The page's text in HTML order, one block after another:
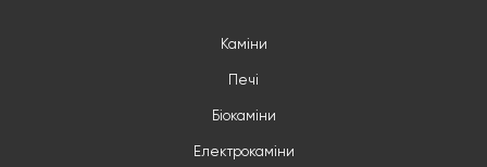
Каміни
Печі
Біокаміни
Електрокаміни